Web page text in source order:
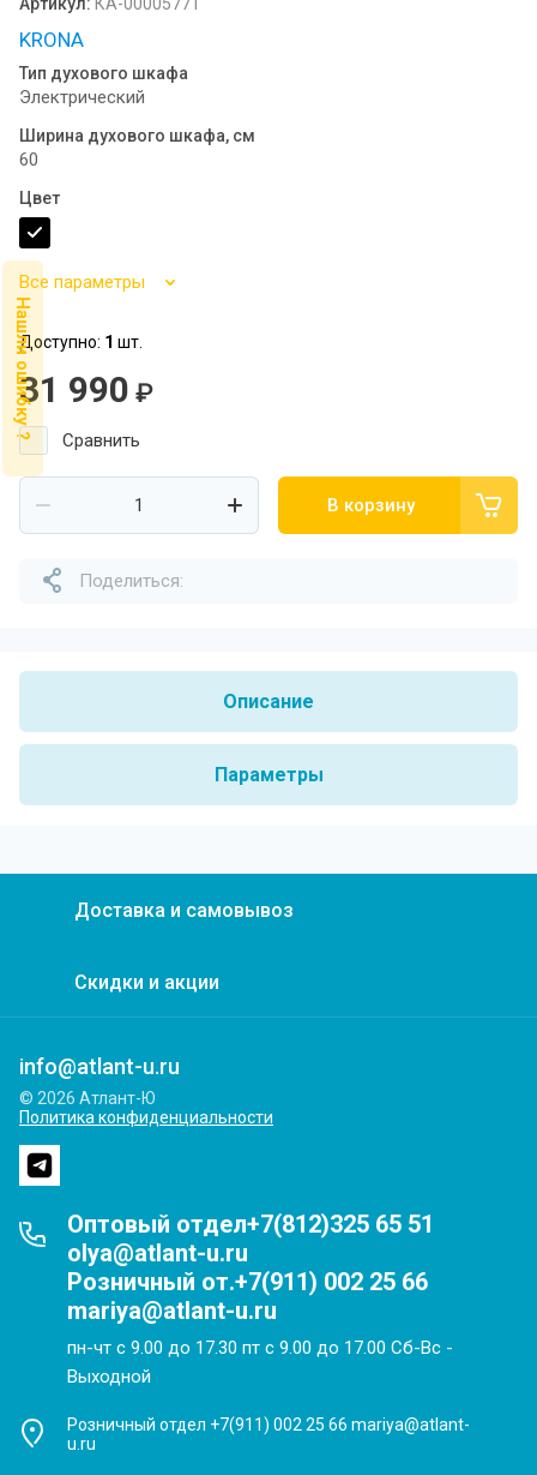
Флипбук GRANFEST
Семинар
KRONA
Тип духового шкафа
Электрический
Ширина духового шкафа, см
60
Цвет
Все параметры
Доступно: 1 шт.
31 990 ₽
Сравнить
В корзину
Поделиться:
Описание
Параметры
Нашли ошибку ?
Доставка и самовывоз
Скидки и акции
info@atlant-u.ru
© 2026 Атлант-Ю
Политика конфиденциальности
Оптовый отдел+7(812)325 65 51
olya@atlant-u.ru
Розничный от.+7(911) 002 25 66
mariya@atlant-u.ru
пн-чт с 9.00 до 17.30 пт с 9.00 до 17.00 Сб-Вс -
Выходной
Розничный отдел +7(911) 002 25 66 mariya@atlant-
u.ru